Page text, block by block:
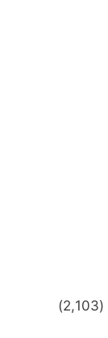
(2,103)